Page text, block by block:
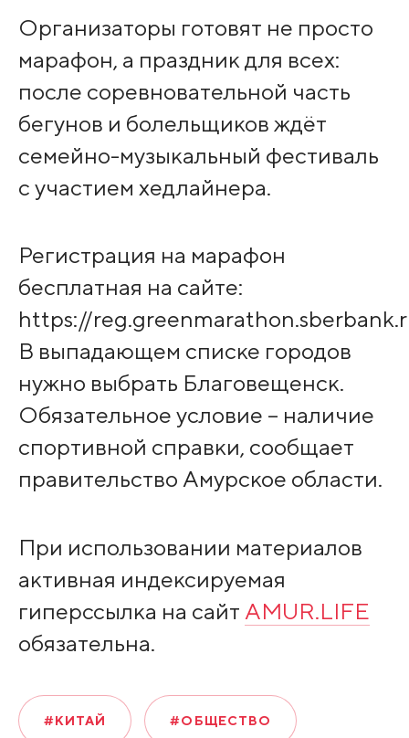
Организаторы готовят не просто
марафон, а праздник для всех:
после соревновательной часть
бегунов и болельщиков ждёт
семейно-музыкальный фестиваль
с участием хедлайнера.
Регистрация на марафон
бесплатная на сайте:
https://
В выпадающем списке городов
нужно выбрать Благовещенск.
Обязательное условие – наличие
спортивной справки, сообщает
правительство Амурское области.
При использовании материалов
активная индексируемая
гиперссылка на сайт AMUR.LIFE
обязательна.
#КИТАЙ #ОБЩЕСТВО